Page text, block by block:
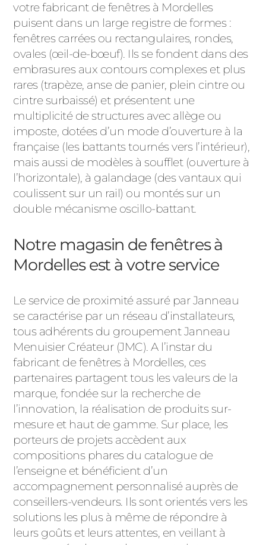
votre fabricant de fenêtres à Mordelles
puisent dans un large registre de formes :
fenêtres carrées ou rectangulaires, rondes,
ovales (œil-de-bœuf). Ils se fondent dans des
embrasures aux contours complexes et plus
rares (trapèze, anse de panier, plein cintre ou
cintre surbaissé) et présentent une
multiplicité de structures avec allège ou
imposte, dotées d’un mode d’ouverture à la
française (les battants tournés vers l’intérieur),
mais aussi de modèles à soufflet (ouverture à
l’horizontale), à galandage (des vantaux qui
coulissent sur un rail) ou montés sur un
double mécanisme oscillo-battant.
Notre magasin de fenêtres à
Mordelles est à votre service
Le service de proximité assuré par Janneau
se caractérise par un réseau d’installateurs,
tous adhérents du groupement Janneau
Menuisier Créateur (JMC). A l’instar du
fabricant de fenêtres à Mordelles, ces
partenaires partagent tous les valeurs de la
marque, fondée sur la recherche de
l’innovation, la réalisation de produits sur-
mesure et haut de gamme. Sur place, les
porteurs de projets accèdent aux
compositions phares du catalogue de
l’enseigne et bénéficient d’un
accompagnement personnalisé auprès de
conseillers-vendeurs. Ils sont orientés vers les
solutions les plus à même de répondre à
leurs goûts et leurs attentes, en veillant à